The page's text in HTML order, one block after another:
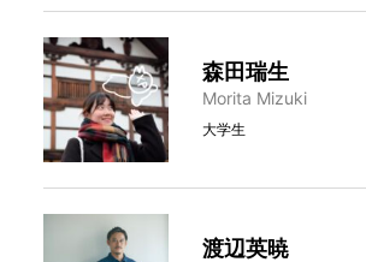
森田瑞生
Morita Mizuki
大学生
渡辺英暁